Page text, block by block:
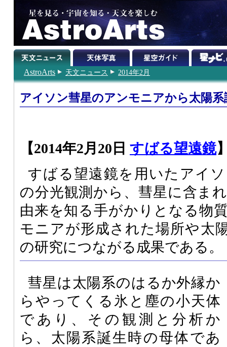
AstroArts 天文ニュース 2014年2月
アイソン彗星のアンモニアから太陽
【2014年2月20日 すばる望遠鏡
すばる望遠鏡を用いたアイソ
の分光観測から、彗星に含ま
由来を知る手がかりとなる物
モニアが形成された場所や太
の研究につながる成果である。
彗星は太陽系のはるか外縁か
らやってくる氷と塵の小天体
であり、その観測と分析か
ら、太陽系誕生時の母体であ